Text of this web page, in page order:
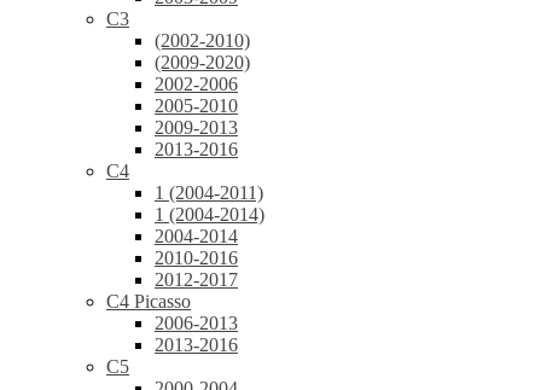
C3
(2002-2010)
(2009-2020)
2002-2006
2005-2010
2009-2013
2013-2016
C4
1 (2004-2011)
1 (2004-2014)
2004-2014
2010-2016
2012-2017
C4 Picasso
2006-2013
2013-2016
C5